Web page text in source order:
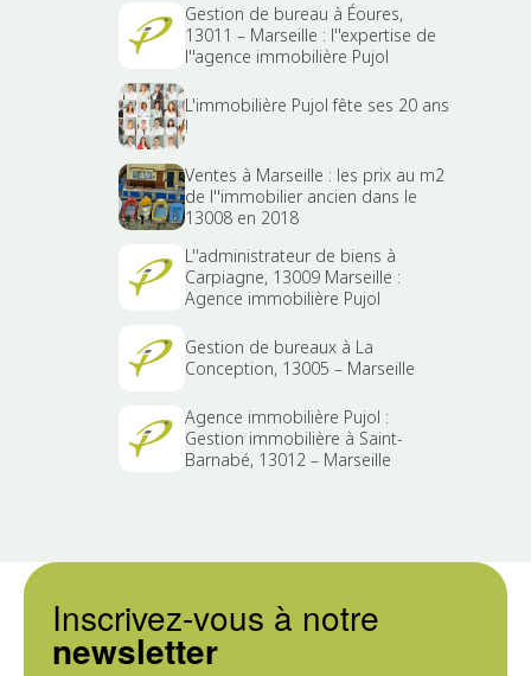
Gestion de bureau à Éoures,
13011 – Marseille : l''expertise de
l''agence immobilière Pujol
L'immobilière Pujol fête ses 20 ans
!
Ventes à Marseille : les prix au m2
de l''immobilier ancien dans le
13008 en 2018
L''administrateur de biens à
Carpiagne, 13009 Marseille :
Agence immobilière Pujol
Gestion de bureaux à La
Conception, 13005 – Marseille
Agence immobilière Pujol :
Gestion immobilière à Saint-
Barnabé, 13012 – Marseille
Inscrivez-vous à notre
newsletter